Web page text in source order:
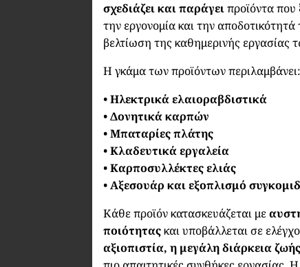
σχεδιάζει και παράγειπροϊόντα που
την εργονομία και την
βελτίωση της καθημερινής εργασίας
Η γκάμα των προϊόντων περιλαμβάνει:
• Ηλεκτρικά ελαιοραβδιστικά
• Δονητικά καρπών
• Μπαταρίες πλάτης
• Κλαδευτικά εργαλεία
• Καρποσυλλέκτες ελιάς
• Αξεσουάρ και εξοπλισμό
Κάθε προϊόν κατασκευάζεται με
ποιότηταςκαι υποβάλλεται σε
αξιοπιστία, η μεγάλη διάρκεια ζωής